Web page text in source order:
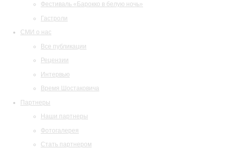
Фестиваль «Барокко в белую ночь»
Гастроли
СМИ о нас
Все публикации
Рецензии
Интервью
Время Шостаковича
Партнеры
Наши партнеры
Фотогалерея
Стать партнером